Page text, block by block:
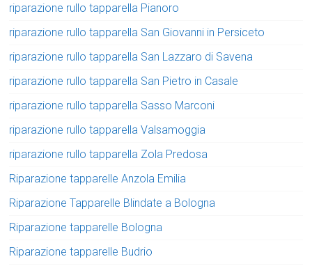
riparazione rullo tapparella Pianoro
riparazione rullo tapparella San Giovanni in Persiceto
riparazione rullo tapparella San Lazzaro di Savena
riparazione rullo tapparella San Pietro in Casale
riparazione rullo tapparella Sasso Marconi
riparazione rullo tapparella Valsamoggia
riparazione rullo tapparella Zola Predosa
Riparazione tapparelle Anzola Emilia
Riparazione Tapparelle Blindate a Bologna
Riparazione tapparelle Bologna
Riparazione tapparelle Budrio